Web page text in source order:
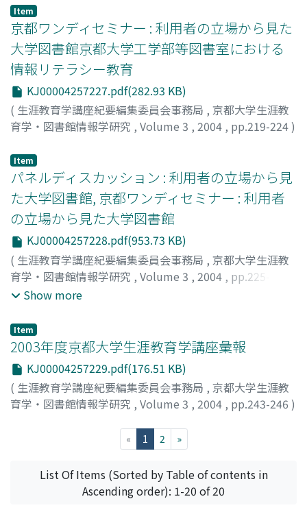
Item
京都ワンディセミナー : 利用者の立場から見た
大学図書館京都大学工学部等図書室における
情報リテラシー教育
KJ00004257227.pdf(282.93 KB)
( 生涯教育学講座紀要編集委員会事務局 , 京都大学生涯教
育学・図書館情報学研究 , Volume 3 , 2004 , pp.219-224)
Item
パネルディスカッション : 利用者の立場から見
た大学図書館, 京都ワンディセミナー : 利用者
の立場から見た大学図書館
KJ00004257228.pdf(953.73 KB)
( 生涯教育学講座紀要編集委員会事務局 , 京都大学生涯教
育学・図書館情報学研究 , Volume 3 , 2004 , pp.225-241
生津, 知子;金, 智鉉
DONKAI, Saori
Show more
Item
2003年度京都大学生涯教育学講座彙報
KJ00004257229.pdf(176.51 KB)
( 生涯教育学講座紀要編集委員会事務局 , 京都大学生涯教
育学・図書館情報学研究 , Volume 3 , 2004 , pp.243-246 )
« 1 (current)
2 »
List Of Items (Sorted by Table of contents in
Ascending order): 1-20 of 20